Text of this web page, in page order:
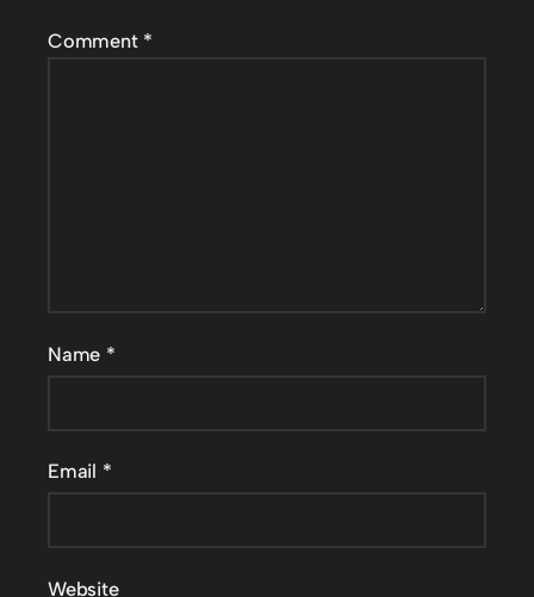
Comment *
Name *
Email *
Website